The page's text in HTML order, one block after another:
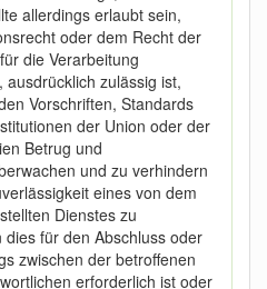
allerdings erlaubt sein,
oder dem Recht der
die Verarbeitung
zulässig ist,
Vorschriften, Standards
der Union oder der
Betrug und
und zu verhindern
eines von dem
Dienstes zu
für den Abschluss oder
zwischen der betroffenen
erforderlich ist oder